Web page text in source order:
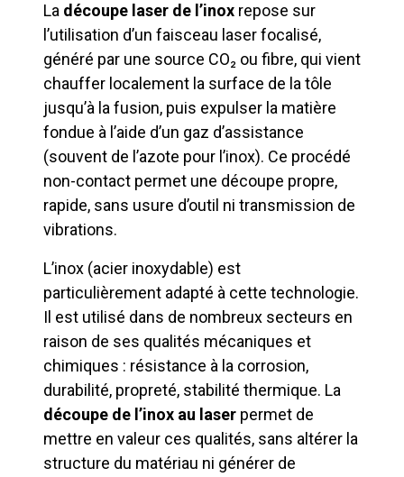
La découpe laser de l’inox repose sur
l’utilisation d’un faisceau laser focalisé,
généré par une source CO₂ ou fibre, qui vient
chauffer localement la surface de la tôle
jusqu’à la fusion, puis expulser la matière
fondue à l’aide d’un gaz d’assistance
(souvent de l’azote pour l’inox). Ce procédé
non-contact permet une découpe propre,
rapide, sans usure d’outil ni transmission de
vibrations.
L’inox (acier inoxydable) est
particulièrement adapté à cette technologie.
Il est utilisé dans de nombreux secteurs en
raison de ses qualités mécaniques et
chimiques : résistance à la corrosion,
durabilité, propreté, stabilité thermique. La
découpe de l’inox au laser permet de
mettre en valeur ces qualités, sans altérer la
structure du matériau ni générer de